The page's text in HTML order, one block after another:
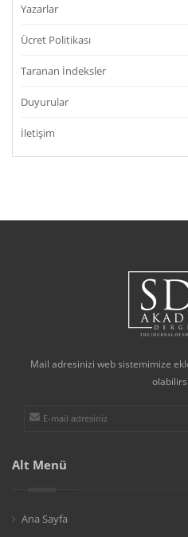
Yazarlar
Ücret Politikası
Taranan İndeksler
Duyurular
İletişim
Mail adresinizi web sistemimize
Alt Menü
Ana Sayfa